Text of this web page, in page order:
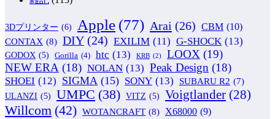
3Dプリンター (6) Apple (77) Arai (26) CBM (10)
CONTAX (8) DIY (24) EXILIM (11) G-SHOCK (13)
GODOX (5) Gorilla (4) htc (13) KRB (2) LOOX (19)
NEW ERA (18) NOLAN (13) Peak Design (18)
SHOEI (12) SIGMA (15) SONY (13) SUBARU R2 (7)
ULANZI (5) UMPC (38) VITZ (5) Voigtlander (28)
Willcom (42) WOTANCRAFT (8) X68000 (9)